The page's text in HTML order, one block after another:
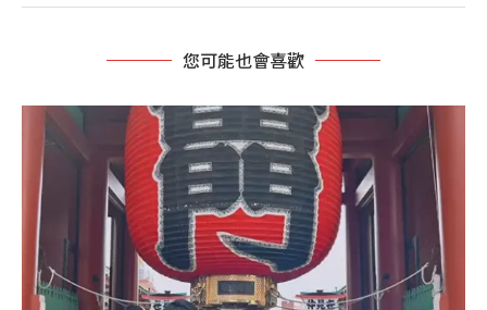
您可能也會喜歡